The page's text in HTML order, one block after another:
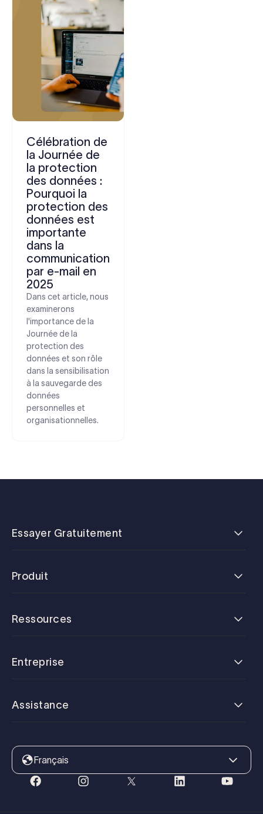
Célébration de
la Journée de
la protection
des données :
Pourquoi la
protection des
données est
importante
dans la
communication
par e-mail en
2025
Dans cet article, nous
examinerons
l'importance de la
Journée de la
protection des
données et son rôle
dans la sensibilisation
à la sauvegarde des
données
personnelles et
organisationnelles.
Essayer Gratuitement
Produit
Ressources
Entreprise
Assistance
Français